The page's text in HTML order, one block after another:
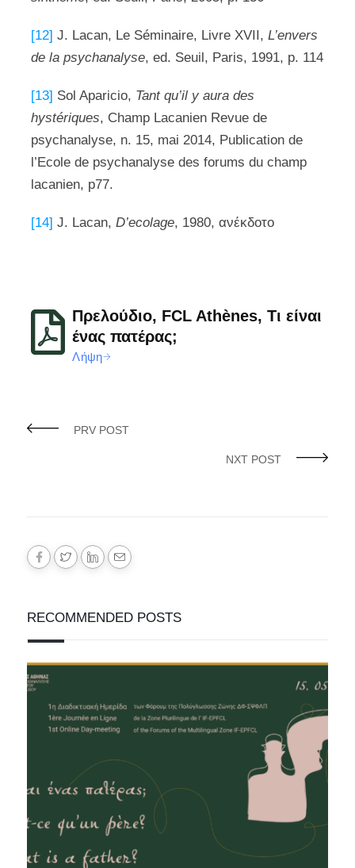
[12] J. Lacan, Le Séminaire, Livre XVII,L’envers
de la psychanalyse, ed. Seuil, Paris, 1991, p. 114
[13] Sol Aparicio, Tant qu’il y aura des
hystériques, Champ Lacanien Revue de
psychanalyse, n. 15, mai 2014, Publication de
l’Ecole de psychanalyse des forums du champ
lacanien, p77.
[14] J. Lacan,D’ecolage, 1980, ανέκδοτο
Πρελούδιο, FCL Athènes, Τι είναι
ένας πατέρας;
Λήψη
PRV POST
NXT POST
RECOMMENDED POSTS